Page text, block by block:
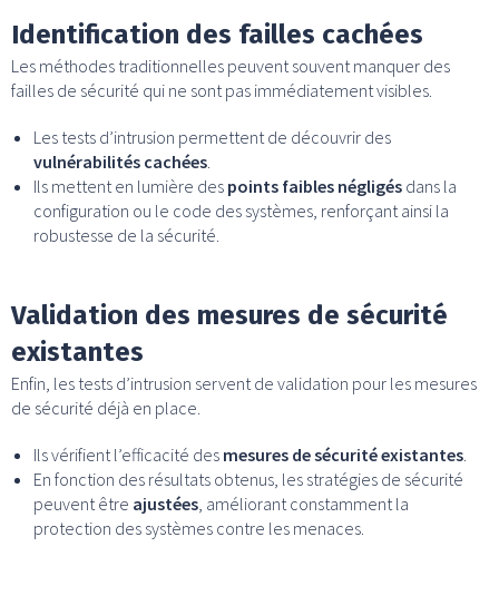
Identification des failles cachées
Les méthodes traditionnelles peuvent souvent manquer des
failles de sécurité qui ne sont pas immédiatement visibles.
Les tests d’intrusion permettent de découvrir des
vulnérabilités cachées.
Ils mettent en lumière des points faibles négligés dans la
configuration ou le code des systèmes, renforçant ainsi la
robustesse de la sécurité.
Validation des mesures de sécurité
existantes
Enfin, les tests d’intrusion servent de validation pour les mesures
de sécurité déjà en place.
Ils vérifient l’efficacité des mesures de sécurité existantes.
En fonction des résultats obtenus, les stratégies de sécurité
peuvent être ajustées, améliorant constamment la
protection des systèmes contre les menaces.